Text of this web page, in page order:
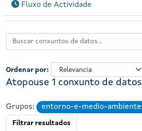
Fluxo de Actividade
Ordenar por
Atopouse 1 conxunto de datos
Grupos: entorno-e-medio-ambiente
Filtrar resultados